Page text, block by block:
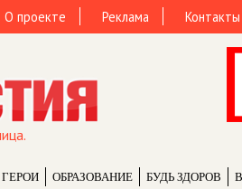
О проекте Реклама Контакты
ОБРАЗОВАНИЕ БУДЬ ЗДОРОВ